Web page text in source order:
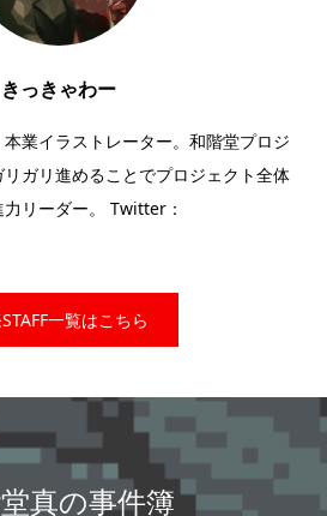
きっきゃわー
業イラストレーター。和階堂プロジ
ガリ進めることでプロジェクト全体
リーダー。 Twitter：
一覧はこちら
真の事件簿